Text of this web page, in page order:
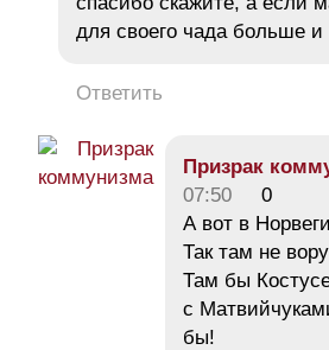
для своего чада больше и
Ответить
Призрак
07:50
0
А вот в
Так там не
Там бы
с
бы!